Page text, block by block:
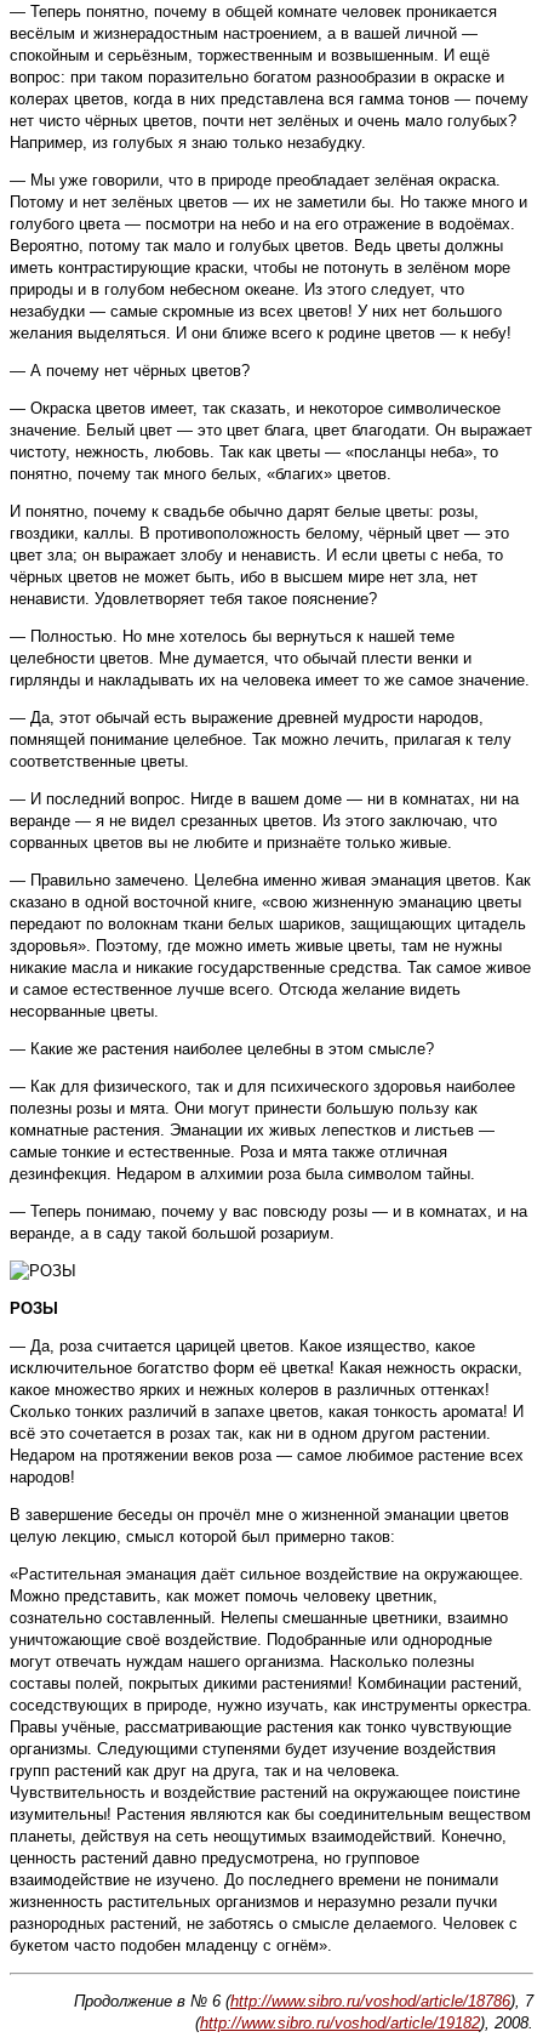
— Теперь понятно, почему в общей комнате человек проникается
весёлым и жизнерадостным настроением, а в вашей личной —
спокойным и серьёзным, торжественным и возвышенным. И ещё
вопрос: при таком поразительно богатом разнообразии в окраске и
колерах цветов, когда в них представлена вся гамма тонов — почему
нет чисто чёрных цветов, почти нет зелёных и очень мало голубых?
Например, из голубых я знаю только незабудку.
— Мы уже говорили, что в природе преобладает зелёная окраска.
Потому и нет зелёных цветов — их не заметили бы. Но также много и
голубого цвета — посмотри на небо и на его отражение в водоёмах.
Вероятно, потому так мало и голубых цветов. Ведь цветы должны
иметь контрастирующие краски, чтобы не потонуть в зелёном море
природы и в голубом небесном океане. Из этого следует, что
незабудки — самые скромные из всех цветов! У них нет большого
желания выделяться. И они ближе всего к родине цветов — к небу!
— А почему нет чёрных цветов?
— Окраска цветов имеет, так сказать, и некоторое символическое
значение. Белый цвет — это цвет блага, цвет благодати. Он выражает
чистоту, нежность, любовь. Так как цветы — «посланцы неба», то
понятно, почему так много белых, «благих» цветов.
И понятно, почему к свадьбе обычно дарят белые цветы: розы,
гвоздики, каллы. В противоположность белому, чёрный цвет — это
цвет зла; он выражает злобу и ненависть. И если цветы с неба, то
чёрных цветов не может быть, ибо в высшем мире нет зла, нет
ненависти. Удовлетворяет тебя такое пояснение?
— Полностью. Но мне хотелось бы вернуться к нашей теме
целебности цветов. Мне думается, что обычай плести венки и
гирлянды и накладывать их на человека имеет то же самое значение.
— Да, этот обычай есть выражение древней мудрости народов,
помнящей понимание целебное. Так можно лечить, прилагая к телу
соответственные цветы.
— И последний вопрос. Нигде в вашем доме — ни в комнатах, ни на
веранде — я не видел срезанных цветов. Из этого заключаю, что
сорванных цветов вы не любите и признаёте только живые.
— Правильно замечено. Целебна именно живая эманация цветов. Как
сказано в одной восточной книге, «свою жизненную эманацию цветы
передают по волокнам ткани белых шариков, защищающих цитадель
здоровья». Поэтому, где можно иметь живые цветы, там не нужны
никакие масла и никакие государственные средства. Так самое живое
и самое естественное лучше всего. Отсюда желание видеть
несорванные цветы.
— Какие же растения наиболее целебны в этом смысле?
— Как для физического, так и для психического здоровья наиболее
полезны розы и мята. Они могут принести большую пользу как
комнатные растения. Эманации их живых лепестков и листьев —
самые тонкие и естественные. Роза и мята также отличная
дезинфекция. Недаром в алхимии роза была символом тайны.
— Теперь понимаю, почему у вас повсюду розы — и в комнатах, и на
веранде, а в саду такой большой розариум.
РОЗЫ
— Да, роза считается царицей цветов. Какое изящество, какое
исключительное богатство форм её цветка! Какая нежность окраски,
какое множество ярких и нежных колеров в различных оттенках!
Сколько тонких различий в запахе цветов, какая тонкость аромата! И
всё это сочетается в розах так, как ни в одном другом растении.
Недаром на протяжении веков роза — самое любимое растение всех
народов!
В завершение беседы он прочёл мне о жизненной эманации цветов
целую лекцию, смысл которой был примерно таков:
«Растительная эманация даёт сильное воздействие на окружающее.
Можно представить, как может помочь человеку цветник,
сознательно составленный. Нелепы смешанные цветники, взаимно
уничтожающие своё воздействие. Подобранные или однородные
могут отвечать нуждам нашего организма. Насколько полезны
составы полей, покрытых дикими растениями! Комбинации растений,
соседствующих в природе, нужно изучать, как инструменты оркестра.
Правы учёные, рассматривающие растения как тонко чувствующие
организмы. Следующими ступенями будет изучение воздействия
групп растений как друг на друга, так и на человека.
Чувствительность и воздействие растений на окружающее поистине
изумительны! Растения являются как бы соединительным веществом
планеты, действуя на сеть неощутимых взаимодействий. Конечно,
ценность растений давно предусмотрена, но групповое
взаимодействие не изучено. До последнего времени не понимали
жизненность растительных организмов и неразумно резали пучки
разнородных растений, не заботясь о смысле делаемого. Человек с
букетом часто подобен младенцу с огнём».
Продолжение в № 6 (http://www.sibro.ru/voshod/article/18786), 7
(http://www.sibro.ru/voshod/article/19182), 2008.